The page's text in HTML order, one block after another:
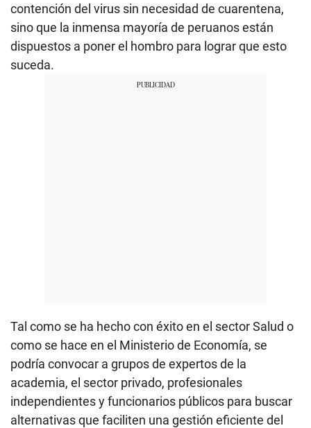
contención del virus sin necesidad de cuarentena,
sino que la inmensa mayoría de peruanos están
dispuestos a poner el hombro para lograr que esto
suceda.
Tal como se ha hecho con éxito en el sector Salud o
como se hace en el Ministerio de Economía, se
podría convocar a grupos de expertos de la
academia, el sector privado, profesionales
independientes y funcionarios públicos para buscar
alternativas que faciliten una gestión eficiente del